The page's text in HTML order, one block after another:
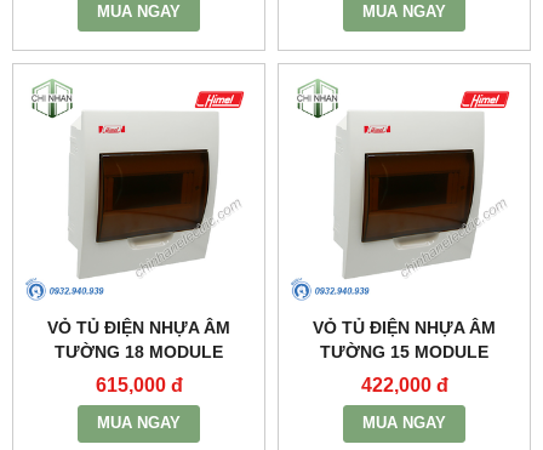
MUA NGAY MUA NGAY
VỎ TỦ ĐIỆN NHỰA ÂM
TƯỜNG 18 MODULE
(378X216X90) -
HDPZ50PR18IP30F - HIMEL
615,000 đ
MUA NGAY
VỎ TỦ ĐIỆN NHỰA ÂM
TƯỜNG 15 MODULE
(324X200X90) -
HDPZ50PR15IP30F - HIMEL
422,000 đ
MUA NGAY